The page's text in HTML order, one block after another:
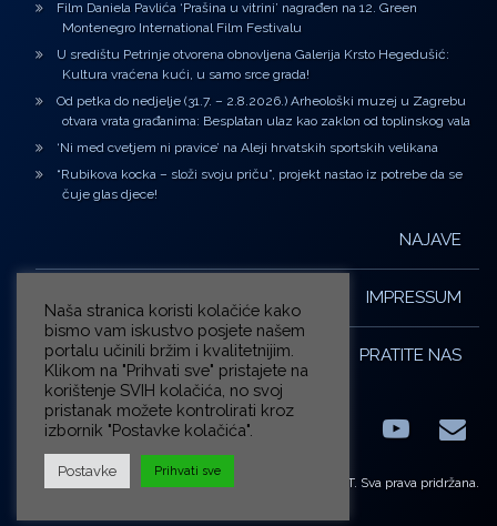
Film Daniela Pavlića ‘Prašina u vitrini’ nagrađen na 12. Green
Montenegro International Film Festivalu
U središtu Petrinje otvorena obnovljena Galerija Krsto Hegedušić:
Kultura vraćena kući, u samo srce grada!
Od petka do nedjelje (31.7. – 2.8.2026.) Arheološki muzej u Zagrebu
otvara vrata građanima: Besplatan ulaz kao zaklon od toplinskog vala
‘Ni med cvetjem ni pravice’ na Aleji hrvatskih sportskih velikana
“Rubikova kocka – složi svoju priču”, projekt nastao iz potrebe da se
čuje glas djece!
NAJAVE
IMPRESSUM
PRATITE NAS
FacebookLinkedIn E-
© ZG-KULT. Sva prava pridržana.
Naša stranica koristi kolačiće kako
bismo vam iskustvo posjete našem
portalu učinili bržim i kvalitetnijim.
Klikom na "Prihvati sve" pristajete na
korištenje SVIH kolačića, no svoj
pristanak možete kontrolirati kroz
izbornik "Postavke kolačića".
Postavke Prihvati sve